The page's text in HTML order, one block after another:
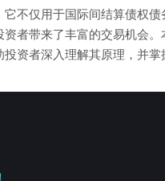
不仅用于国际间结算债权
者带来了丰富的交易机会
资者深入理解其原理，并掌